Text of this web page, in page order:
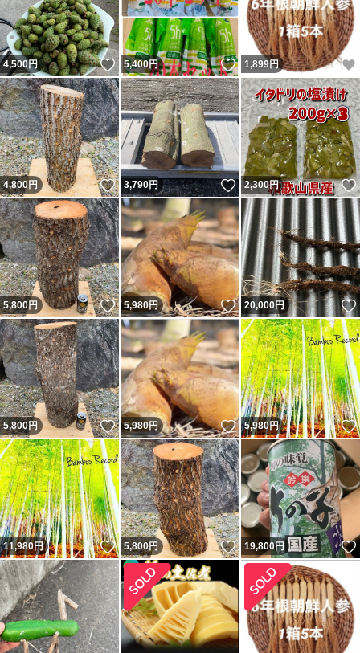
4,500円 いいね！
5,400円 いいね！
1,899円
4,800円 いいね！
3,790円 いいね！
2,300円
5,800円 いいね！
5,980円 いいね！
20,000円
5,800円 いいね！
5,980円 いいね！
5,980円
11,980円 いいね！
5,800円 いいね！
19,800円